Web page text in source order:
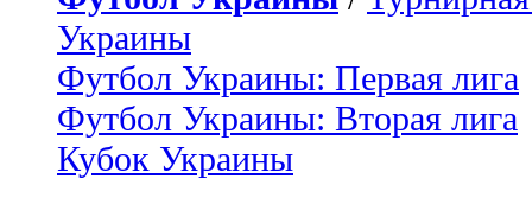
Украины
Футбол Украины: Первая лига
Футбол Украины: Вторая лига
Кубок Украины